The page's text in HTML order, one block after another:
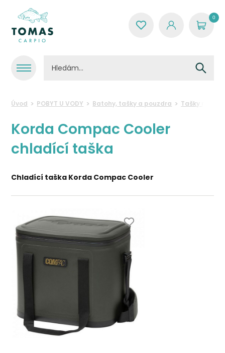
0
Úvod POBYT U VODY Batohy, tašky a pouzdra Tašky na
Korda Compac Cooler
chladící taška
Chladící taška Korda Compac Cooler